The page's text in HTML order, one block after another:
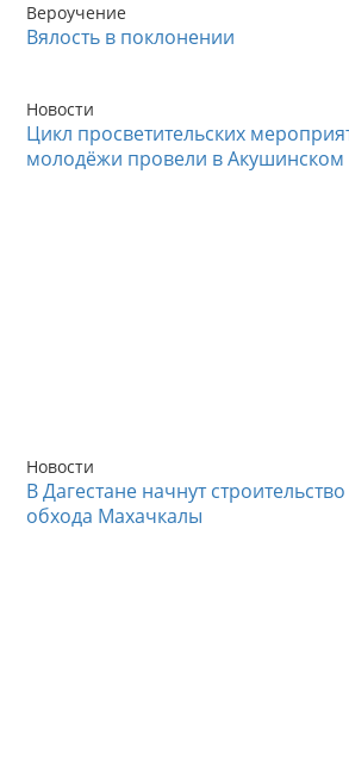
Вероучение
Вялость в поклонении
Новости
Цикл просветительских
молодёжи провели в
Новости
В Дагестане начнут
обхода Махачкалы